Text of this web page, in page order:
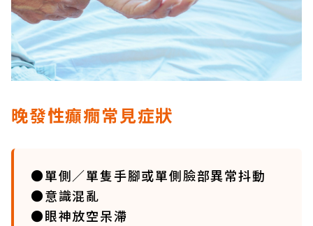
晚發性癲癇常見症狀
●單側／單隻手腳或單側臉部異常抖動
●意識混亂
●眼神放空呆滯